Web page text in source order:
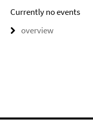
Currently no events
overview